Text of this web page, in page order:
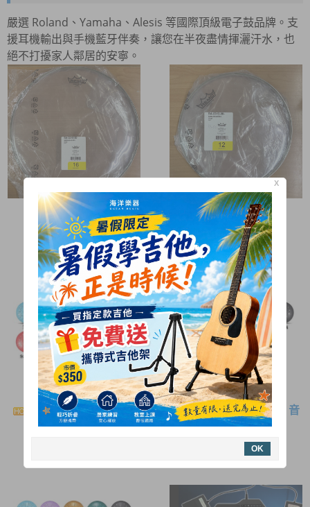
暑假限定!購買指定款吉他免費送攜帶式吉他架!
專業鋼琴到府調音、保養服務~ 歡迎來電預約!
嚴選 Roland、Yamaha、Alesis 等國際頂級電子鼓品牌。支
援耳機輸出與手機藍牙伴奏，讓您在半夜盡情揮灑汗水，也
絕不打擾家人鄰居的安寧。
REMO
Ambassador Clea
$760
REMO
Ambassador Clea
$600
空靈鼓 6吋 全新 全館
特價中
空靈鼓 13吋 15 音
D
3,800
X
OK